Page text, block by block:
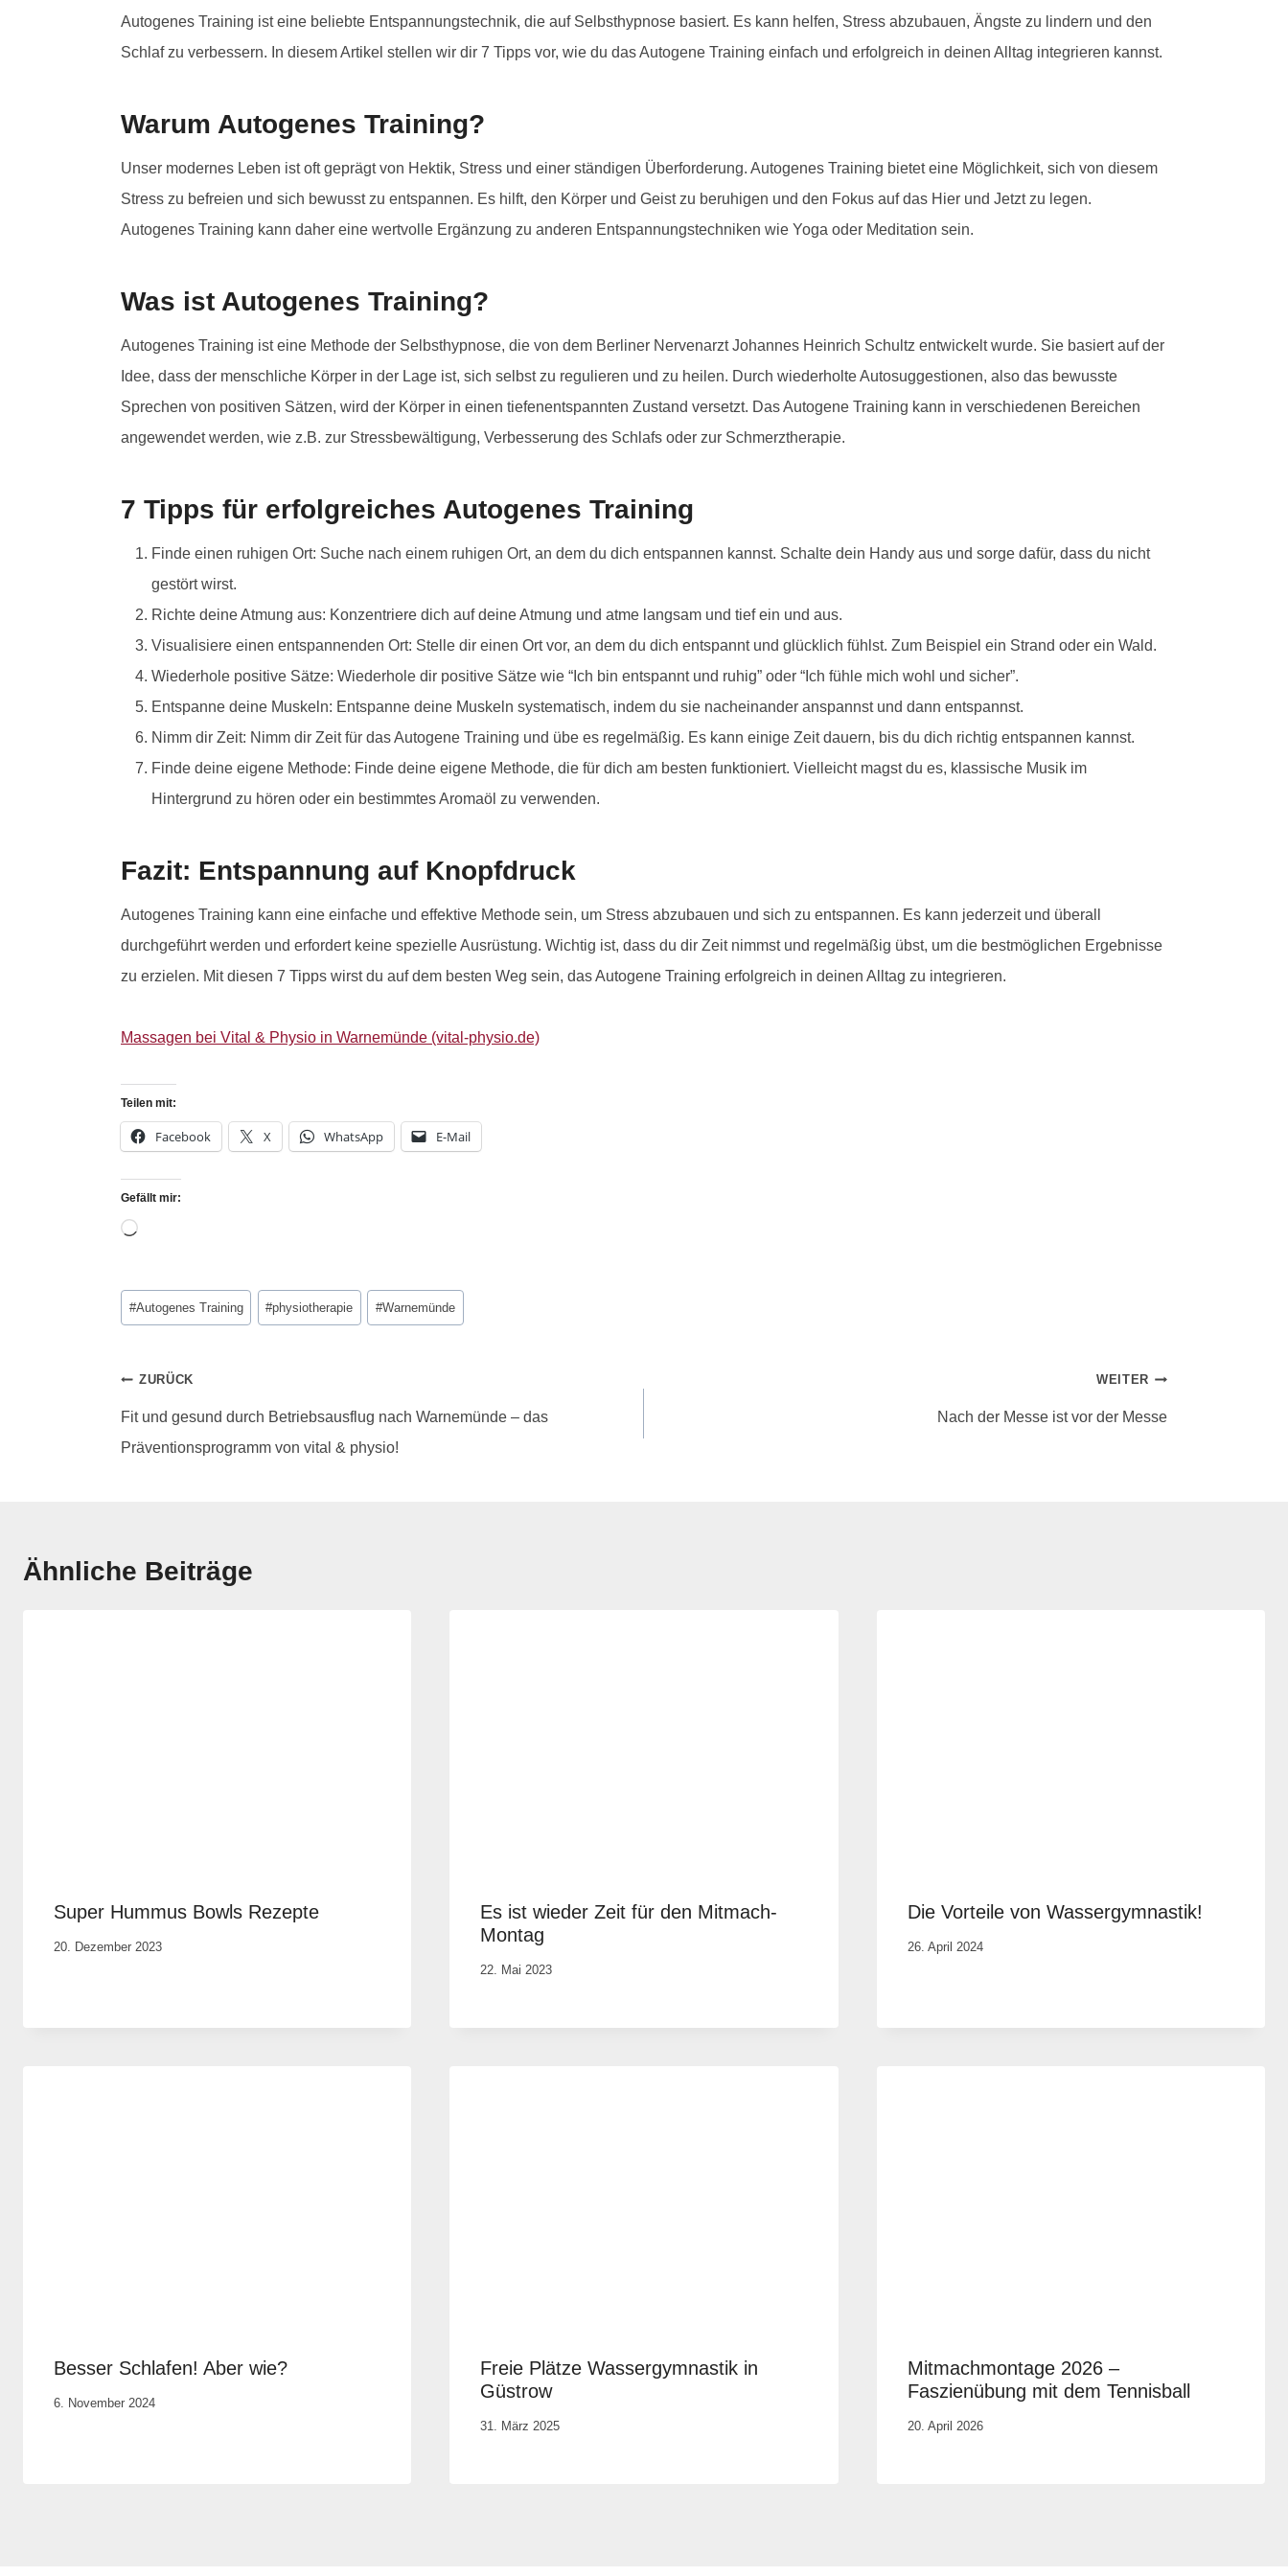
Autogenes Training ist eine beliebte Entspannungstechnik, die auf Selbsthypnose basiert. Es kann helfen, Stress abzubauen, Ängste zu lindern und den
Schlaf zu verbessern. In diesem Artikel stellen wir dir 7 Tipps vor, wie du das Autogene Training einfach und erfolgreich in deinen Alltag integrieren kannst.
Warum Autogenes Training?
Unser modernes Leben ist oft geprägt von Hektik, Stress und einer ständigen Überforderung. Autogenes Training bietet eine Möglichkeit, sich von diesem
Stress zu befreien und sich bewusst zu entspannen. Es hilft, den Körper und Geist zu beruhigen und den Fokus auf das Hier und Jetzt zu legen.
Autogenes Training kann daher eine wertvolle Ergänzung zu anderen Entspannungstechniken wie Yoga oder Meditation sein.
Was ist Autogenes Training?
Autogenes Training ist eine Methode der Selbsthypnose, die von dem Berliner Nervenarzt Johannes Heinrich Schultz entwickelt wurde. Sie basiert auf der
Idee, dass der menschliche Körper in der Lage ist, sich selbst zu regulieren und zu heilen. Durch wiederholte Autosuggestionen, also das bewusste
Sprechen von positiven Sätzen, wird der Körper in einen tiefenentspannten Zustand versetzt. Das Autogene Training kann in verschiedenen Bereichen
angewendet werden, wie z.B. zur Stressbewältigung, Verbesserung des Schlafs oder zur Schmerztherapie.
7 Tipps für erfolgreiches Autogenes Training
Finde einen ruhigen Ort: Suche nach einem ruhigen Ort, an dem du dich entspannen kannst. Schalte dein Handy aus und sorge dafür, dass du nicht
gestört wirst.
Richte deine Atmung aus: Konzentriere dich auf deine Atmung und atme langsam und tief ein und aus.
Visualisiere einen entspannenden Ort: Stelle dir einen Ort vor, an dem du dich entspannt und glücklich fühlst. Zum Beispiel ein Strand oder ein Wald.
Wiederhole positive Sätze: Wiederhole dir positive Sätze wie “Ich bin entspannt und ruhig” oder “Ich fühle mich wohl und sicher”.
Entspanne deine Muskeln: Entspanne deine Muskeln systematisch, indem du sie nacheinander anspannst und dann entspannst.
Nimm dir Zeit: Nimm dir Zeit für das Autogene Training und übe es regelmäßig. Es kann einige Zeit dauern, bis du dich richtig entspannen kannst.
Finde deine eigene Methode: Finde deine eigene Methode, die für dich am besten funktioniert. Vielleicht magst du es, klassische Musik im
Hintergrund zu hören oder ein bestimmtes Aromaöl zu verwenden.
Fazit: Entspannung auf Knopfdruck
Autogenes Training kann eine einfache und effektive Methode sein, um Stress abzubauen und sich zu entspannen. Es kann jederzeit und überall
durchgeführt werden und erfordert keine spezielle Ausrüstung. Wichtig ist, dass du dir Zeit nimmst und regelmäßig übst, um die bestmöglichen Ergebnisse
zu erzielen. Mit diesen 7 Tipps wirst du auf dem besten Weg sein, das Autogene Training erfolgreich in deinen Alltag zu integrieren.
Massagen bei Vital & Physio in Warnemünde (vital-physio.de)
Teilen mit:
Facebook X WhatsApp E-Mail
Gefällt mir:
#Autogenes Training #physiotherapie #Warnemünde
ZURÜCK
Fit und gesund durch Betriebsausflug nach Warnemünde – das
Präventionsprogramm von vital & physio!
WEITER
Nach der Messe ist vor der Messe
Ähnliche Beiträge
Super Hummus Bowls Rezepte
Von
20. Dezember 2023
Es ist wieder Zeit für den Mitmach-
Montag
Von
22. Mai 2023
Die Vorteile von Wassergymnastik!
Von
26. April 2024
Besser Schlafen! Aber wie?
Von
6. November 2024
Freie Plätze Wassergymnastik in
Güstrow
Von
31. März 2025
Mitmachmontage 2026 –
Faszienübung mit dem Tennisball
Von
20. April 2026